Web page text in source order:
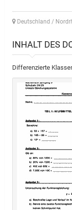
Deutschland /
INHALT DES
Differenzierte